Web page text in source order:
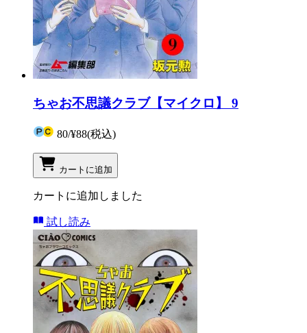
ちゃお不思議クラブ【マイクロ】 9
80/¥88(税込)
カートに追加
カートに追加しました
試し読み